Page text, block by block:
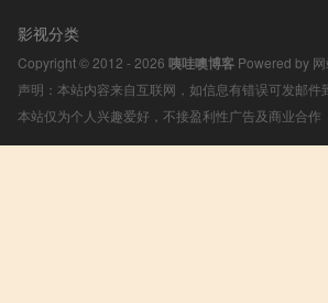
影视分类
Copyright © 2012 - 2026 咦哇噢博客 Powered by
声明：本站内容来自互联网，如信息有错误可发邮
本站仅为个人兴趣爱好，不接盈利性广告及商业合作